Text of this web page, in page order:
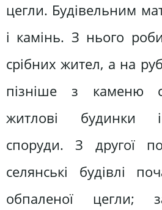
цегли. Будівельним
і камінь. З нього
срібних жител, а на
пізніше з каменю
житлові будинки і
споруди. З другої
селянські будівлі
обпаленої цегли;